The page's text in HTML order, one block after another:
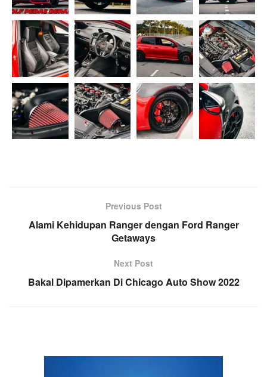
Previous Post
Alami Kehidupan Ranger dengan Ford Ranger
Getaways
Next Post
Bakal Dipamerkan Di Chicago Auto Show 2022